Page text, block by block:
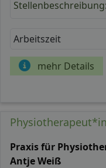
Stellenbeschreibung:
Arbeitszeit
mehr Details
Praxis für
Antje Weiß